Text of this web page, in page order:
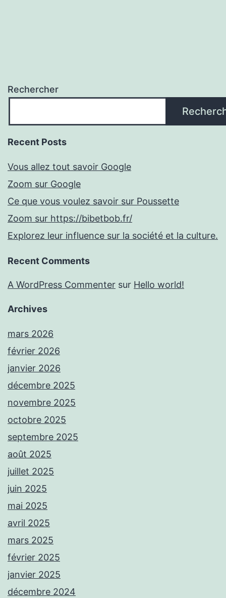
Rechercher
Recent Posts
Vous allez tout savoir Google
Zoom sur Google
Ce que vous voulez savoir sur Poussette
Zoom sur https://bibetbob.fr/
Explorez leur influence sur la société et la culture.
Recent Comments
A WordPress Commenter sur Hello world!
Archives
mars 2026
février 2026
janvier 2026
décembre 2025
novembre 2025
octobre 2025
septembre 2025
août 2025
juillet 2025
juin 2025
mai 2025
avril 2025
mars 2025
février 2025
janvier 2025
décembre 2024